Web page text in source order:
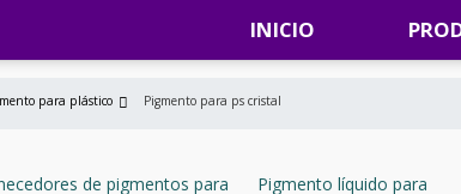
INICIO
para plástico Pigmento para ps cristal
de pigmentos para
Pigmento líquido para